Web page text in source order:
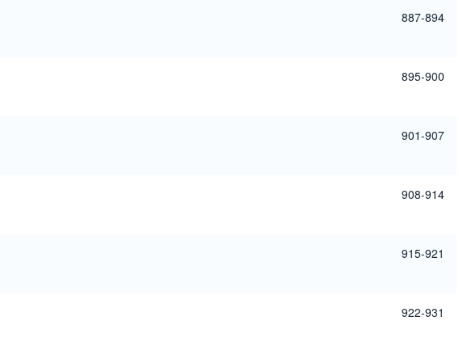
887-894
895-900
901-907
908-914
915-921
922-931